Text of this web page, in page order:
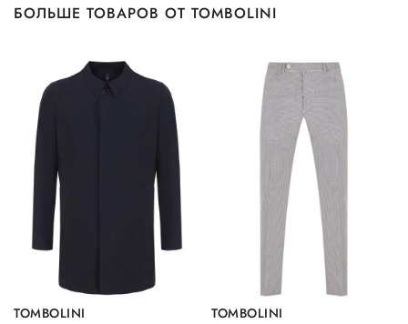
БОЛЬШЕ ТОВАРОВ ОТ TOMBOLINI
TOMBOLINI TOMBOLINI